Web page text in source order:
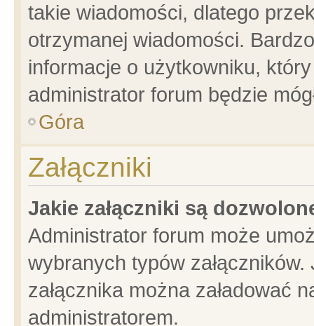
takie wiadomości, dlatego
otrzymanej wiadomości.
informacje o użytkowniku,
administrator forum będzie
Góra
Załączniki
Jakie załączniki są
Administrator forum może
wybranych typów
załącznika można załadować
administratorem.